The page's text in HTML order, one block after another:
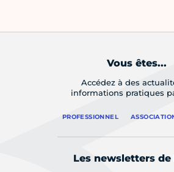
Vous êtes...
Accédez à des
informations pratiques
PROFESSIONNEL
Les newsletters de